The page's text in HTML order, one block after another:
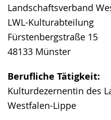
Landschaftsverband
LWL-Kulturabteilung
Fürstenbergstraße 15
48133 Münster
Berufliche Tätigkeit:
Kulturdezernentin des
Westfalen-Lippe